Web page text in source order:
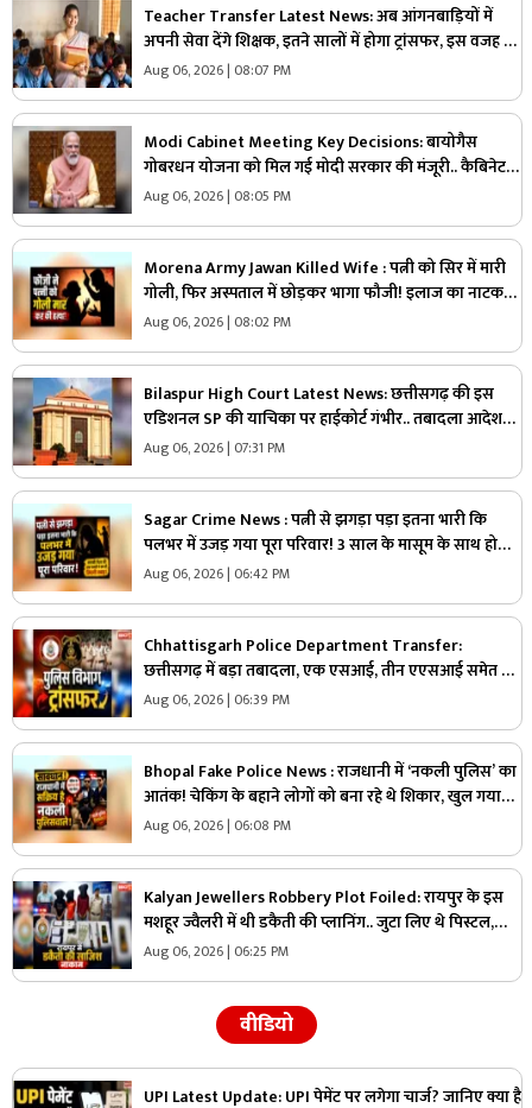
Teacher Transfer Latest News: अब आंगनबाड़ियों में
अपनी सेवा देंगे शिक्षक, इतने सालों में होगा ट्रांसफर, इस वजह से
बड़ा फैसला लेने की तैयारी में सरकार
Aug 06, 2026 | 08:07 PM
Modi Cabinet Meeting Key Decisions: बायोगैस
गोबरधन योजना को मिल गई मोदी सरकार की मंजूरी.. कैबिनेट
का बड़ा फैसला, जानें इस स्कीम पर कितना होगा खर्च
Aug 06, 2026 | 08:05 PM
Morena Army Jawan Killed Wife : पत्नी को सिर में मारी
गोली, फिर अस्पताल में छोड़कर भागा फौजी! इलाज का नाटक
करते-करते खुल गया खौफनाक सच
Aug 06, 2026 | 08:02 PM
Bilaspur High Court Latest News: छत्तीसगढ़ की इस
एडिशनल SP की याचिका पर हाईकोर्ट गंभीर.. तबादला आदेश
पर लगाई रोक, ‘वरिष्ठता के सिद्धांत’ की अनदेखी का आरोप
Aug 06, 2026 | 07:31 PM
Sagar Crime News : पत्नी से झगड़ा पड़ा इतना भारी कि
पलभर में उजड़ गया पूरा परिवार! 3 साल के मासूम के साथ हो
गया बड़ा हादसा
Aug 06, 2026 | 06:42 PM
Chhattisgarh Police Department Transfer:
छत्तीसगढ़ में बड़ा तबादला, एक एसआई, तीन एएसआई समेत 34
पुलिसकर्मियों का ट्रांसफर.. मुख्यालय से जारी हुआ आदेश और
Aug 06, 2026 | 06:39 PM
Bhopal Fake Police News : राजधानी में ‘नकली पुलिस’ का
आतंक! चेकिंग के बहाने लोगों को बना रहे थे शिकार, खुल गया
बड़ा खेल
Aug 06, 2026 | 06:08 PM
Kalyan Jewellers Robbery Plot Foiled: रायपुर के इस
मशहूर ज्वैलरी में थी डकैती की प्लानिंग.. जुटा लिए थे पिस्टल,
कारतूस और हथियार लेकिन पुलिस को अचानक आया एक कॉल
Aug 06, 2026 | 06:25 PM
वीडियो
UPI Latest Update: UPI पेमेंट पर लगेगा चार्ज? जानिए क्या है